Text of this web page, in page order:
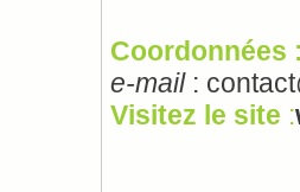
Coordonnées
e-mail:
Visitez le site :